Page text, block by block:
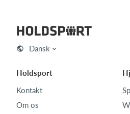
Dansk
Holdsport
Kontakt
Om os